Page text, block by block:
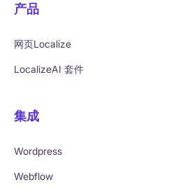
产品
网页Localize
LocalizeAI 套件
集成
Wordpress
Webflow